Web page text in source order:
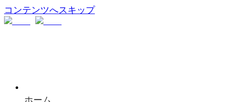
コンテンツへスキップ
ホーム